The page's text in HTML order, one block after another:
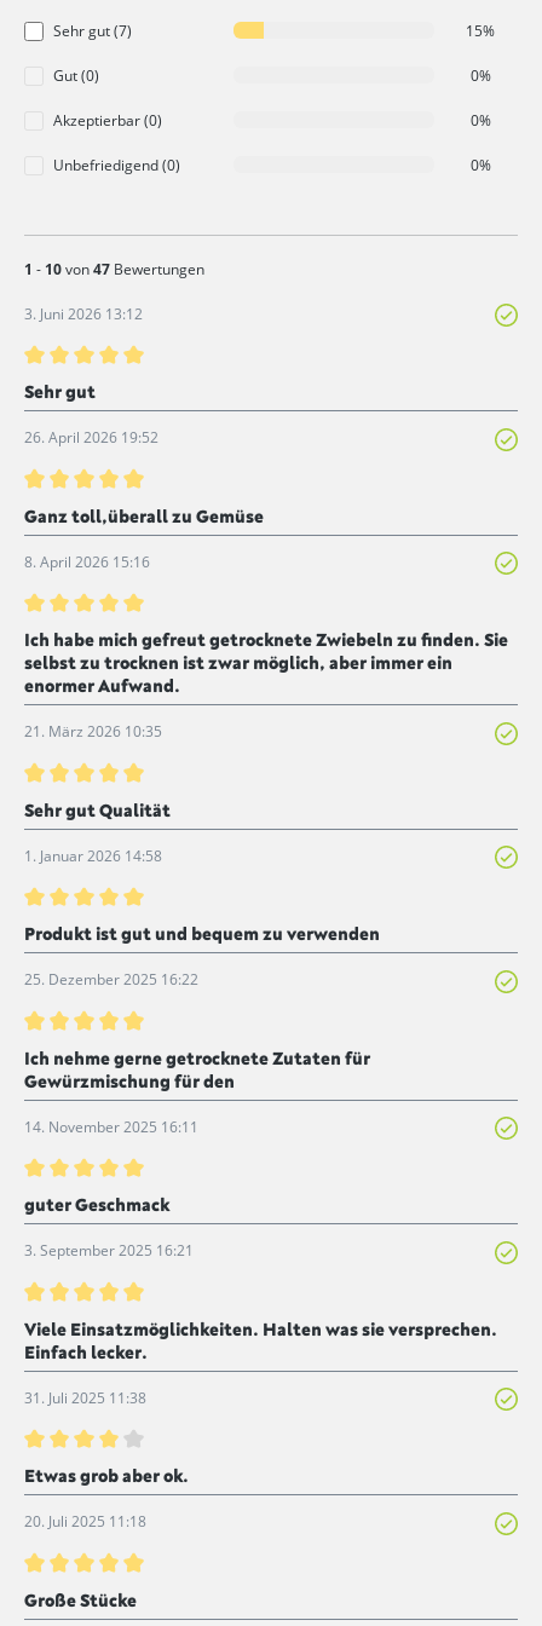
Sehr gut (7) 15%
Gut (0) 0%
Akzeptierbar (0) 0%
Unbefriedigend (0) 0%
1 - 10von47 Bewertungen
3. Juni 2026 13:12
Bewertung mit 5 von 5 Sternen
Sehr gut
26. April 2026 19:52
Bewertung mit 5 von 5 Sternen
Ganz toll,überall zu Gemüse
8. April 2026 15:16
Bewertung mit 5 von 5 Sternen
Ich habe mich gefreut getrocknete Zwiebeln zu finden. Sie
selbst zu trocknen ist zwar möglich, aber immer ein
enormer Aufwand.
21. März 2026 10:35
Bewertung mit 5 von 5 Sternen
Sehr gut Qualität
1. Januar 2026 14:58
Bewertung mit 5 von 5 Sternen
Produkt ist gut und bequem zu verwenden
25. Dezember 2025 16:22
Bewertung mit 5 von 5 Sternen
Ich nehme gerne getrocknete Zutaten für
Gewürzmischung für den
14. November 2025 16:11
Bewertung mit 5 von 5 Sternen
guter Geschmack
3. September 2025 16:21
Bewertung mit 5 von 5 Sternen
Viele Einsatzmöglichkeiten. Halten was sie versprechen.
Einfach lecker.
31. Juli 2025 11:38
Bewertung mit 4 von 5 Sternen
Etwas grob aber ok.
20. Juli 2025 11:18
Bewertung mit 5 von 5 Sternen
Große Stücke